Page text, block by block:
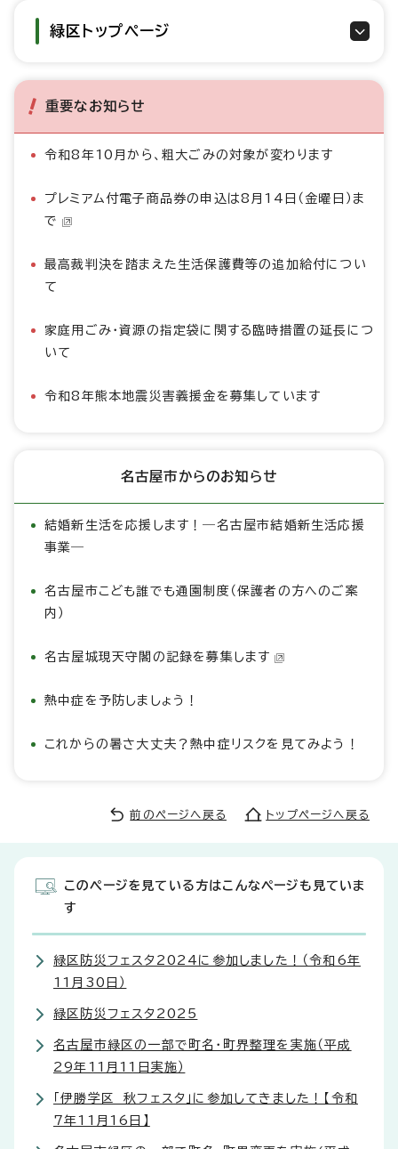
緑区トップページ
重要なお知らせ
令和8年10月から、粗大ごみの対象が変わります
プレミアム付電子商品券の申込は8月14日（金曜日）ま
で
最高裁判決を踏まえた生活保護費等の追加給付につい
て
家庭用ごみ・資源の指定袋に関する臨時措置の延長につ
いて
令和8年熊本地震災害義援金を募集しています
名古屋市からのお知らせ
結婚新生活を応援します！―名古屋市結婚新生活応援
事業―
名古屋市こども誰でも通園制度（保護者の方へのご案
内）
名古屋城現天守閣の記録を募集します
熱中症を予防しましょう！
これからの暑さ大丈夫？熱中症リスクを見てみよう！
前のページへ戻る トップページへ戻る
このページを見ている方はこんなページも見ていま
す
緑区防災フェスタ2024に参加しました！（令和6年
11月30日）
緑区防災フェスタ2025
名古屋市緑区の一部で町名・町界整理を実施（平成
29年11月11日実施）
「伊勝学区 秋フェスタ」に参加してきました！【令和
7年11月16日】